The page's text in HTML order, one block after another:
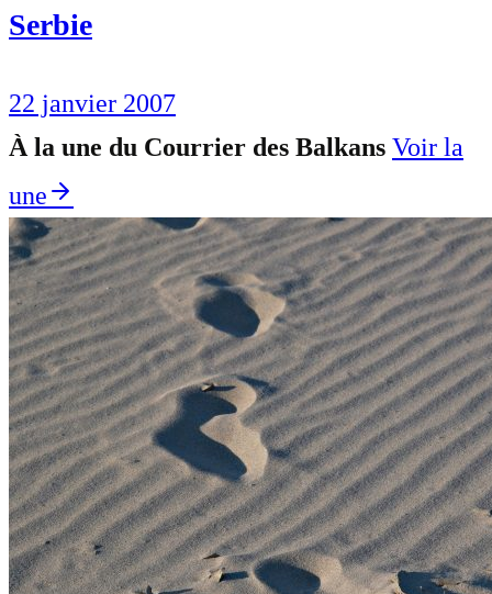
Serbie
22 janvier 2007
À la une du Courrier des Balkans Voir la
une